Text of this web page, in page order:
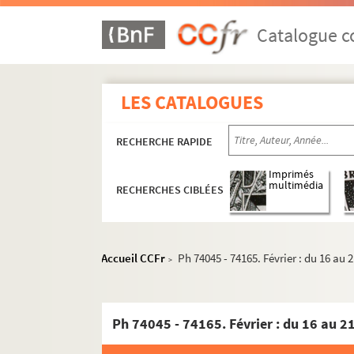
Catalogue
LES CATALOGUES
RECHERCHE RAPIDE
RECHERCHES CIBLÉES
Imprimés
multimédia
Accueil CCFr > Ph 74045 - 74165. Février : du 16 au
Ph 74045 - 74165. Février : du 16 au
1958
1959
1960
1966
1968
1969